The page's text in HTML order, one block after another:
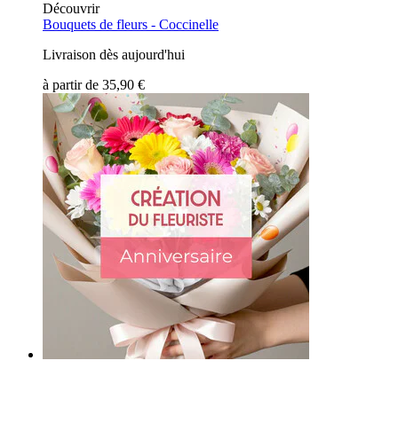
Découvrir
Bouquets de fleurs - Coccinelle
Livraison dès aujourd'hui
à partir de 35,90 €